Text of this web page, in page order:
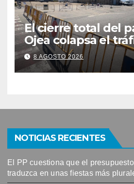
El cierre total del
Ojea colapsa el
Cangas
8 AGOSTO 2026
NOTICIAS RECIENTES
El PP cuestiona que el
traduzca en unas fiestas más